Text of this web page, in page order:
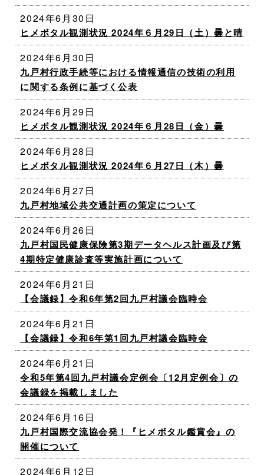
2024年6月30日
ヒメボタル観測状況 2024年６月29日（土）曇と晴
2024年6月30日
九戸村行政手続等における情報通信の技術の利用
に関する条例に基づく公表
2024年6月29日
ヒメボタル観測状況 2024年６月28日（金）曇
2024年6月28日
ヒメボタル観測状況 2024年６月27日（木）曇
2024年6月27日
九戸村地域公共交通計画の策定について
2024年6月26日
九戸村国民健康保険第3期データヘルス計画及び第
4期特定健康診査等実施計画について
2024年6月21日
【会議録】令和6年第2回九戸村議会臨時会
2024年6月21日
【会議録】令和6年第1回九戸村議会臨時会
2024年6月21日
令和5年第4回九戸村議会定例会〔12月定例会〕の
会議録を掲載しました
2024年6月16日
九戸村国際交流協会発！『ヒメボタル鑑賞会』の
開催について
2024年6月12日